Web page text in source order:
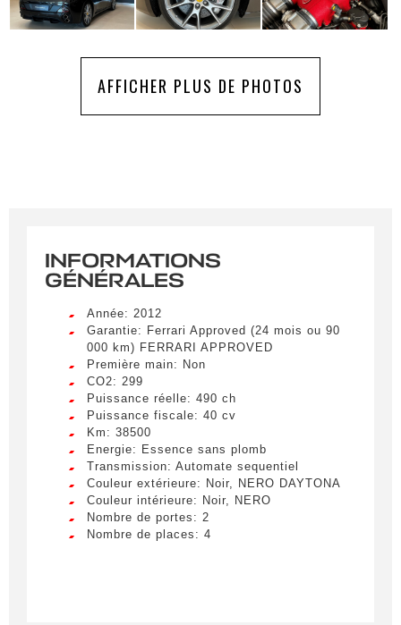
AFFICHER PLUS DE PHOTOS
INFORMATIONS
GÉNÉRALES
Année: 2012
Garantie: Ferrari Approved (24 mois ou 90
000 km) FERRARI APPROVED
Première main: Non
CO2: 299
Puissance réelle: 490 ch
Puissance fiscale: 40 cv
Km: 38500
Energie: Essence sans plomb
Transmission: Automate sequentiel
Couleur extérieure: Noir, NERO DAYTONA
Couleur intérieure: Noir, NERO
Nombre de portes: 2
Nombre de places: 4